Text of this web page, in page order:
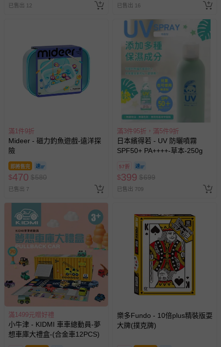
已售出 12 已售出 16
滿1件9折
Mideer - 磁力釣魚遊戲-遠洋探
險
即將售完
$470 $580
已售出 7
滿3件95折，滿5件9折
日本繽得若 - UV 防曬噴霧
SPF50+ PA++++-草本-250g
57折
$399 $699
已售出 709
滿1499元贈好禮
小牛津 - KIDMI 車車總動員-夢
想車庫大禮盒-(合金車12PCS)
樂多Fundo - 10倍plus精裝版耍
大牌(撲克牌)